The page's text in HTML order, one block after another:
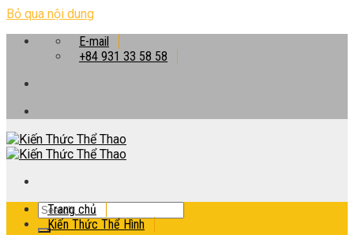
Bỏ qua nội dung
E-mail
+84 931 33 58 58
Trang chủ
Kiến Thức Thể Hình